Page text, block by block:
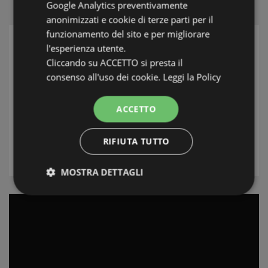
ZOEK
Google Analytics preventivamente
anonimizzati e cookie di terze parti per il
funzionamento del sito e per migliorare
l'esperienza utente.
Cliccando su ACCETTO si presta il
consenso all'uso dei cookie. Leggi la Policy
ACCETTO
RIFIUTA TUTTO
MOSTRA DETTAGLI